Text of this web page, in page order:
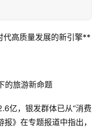
高质量发展的新引擎**
的旅游新命题
亿，银发群体已从“消费
》在专题报道中指出，